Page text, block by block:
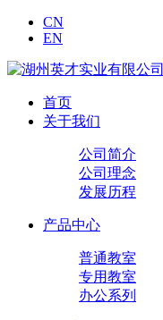
CN
EN
首页
关于我们
公司简介
公司理念
发展历程
产品中心
普通教室
专用教室
办公系列